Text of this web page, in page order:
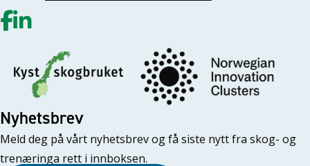
Gå til vår Facebook
Gå til vår LinkedIn
Nyhetsbrev
Meld deg på vårt nyhetsbrev og få siste nytt fra skog- og
trenæringa rett i innboksen.